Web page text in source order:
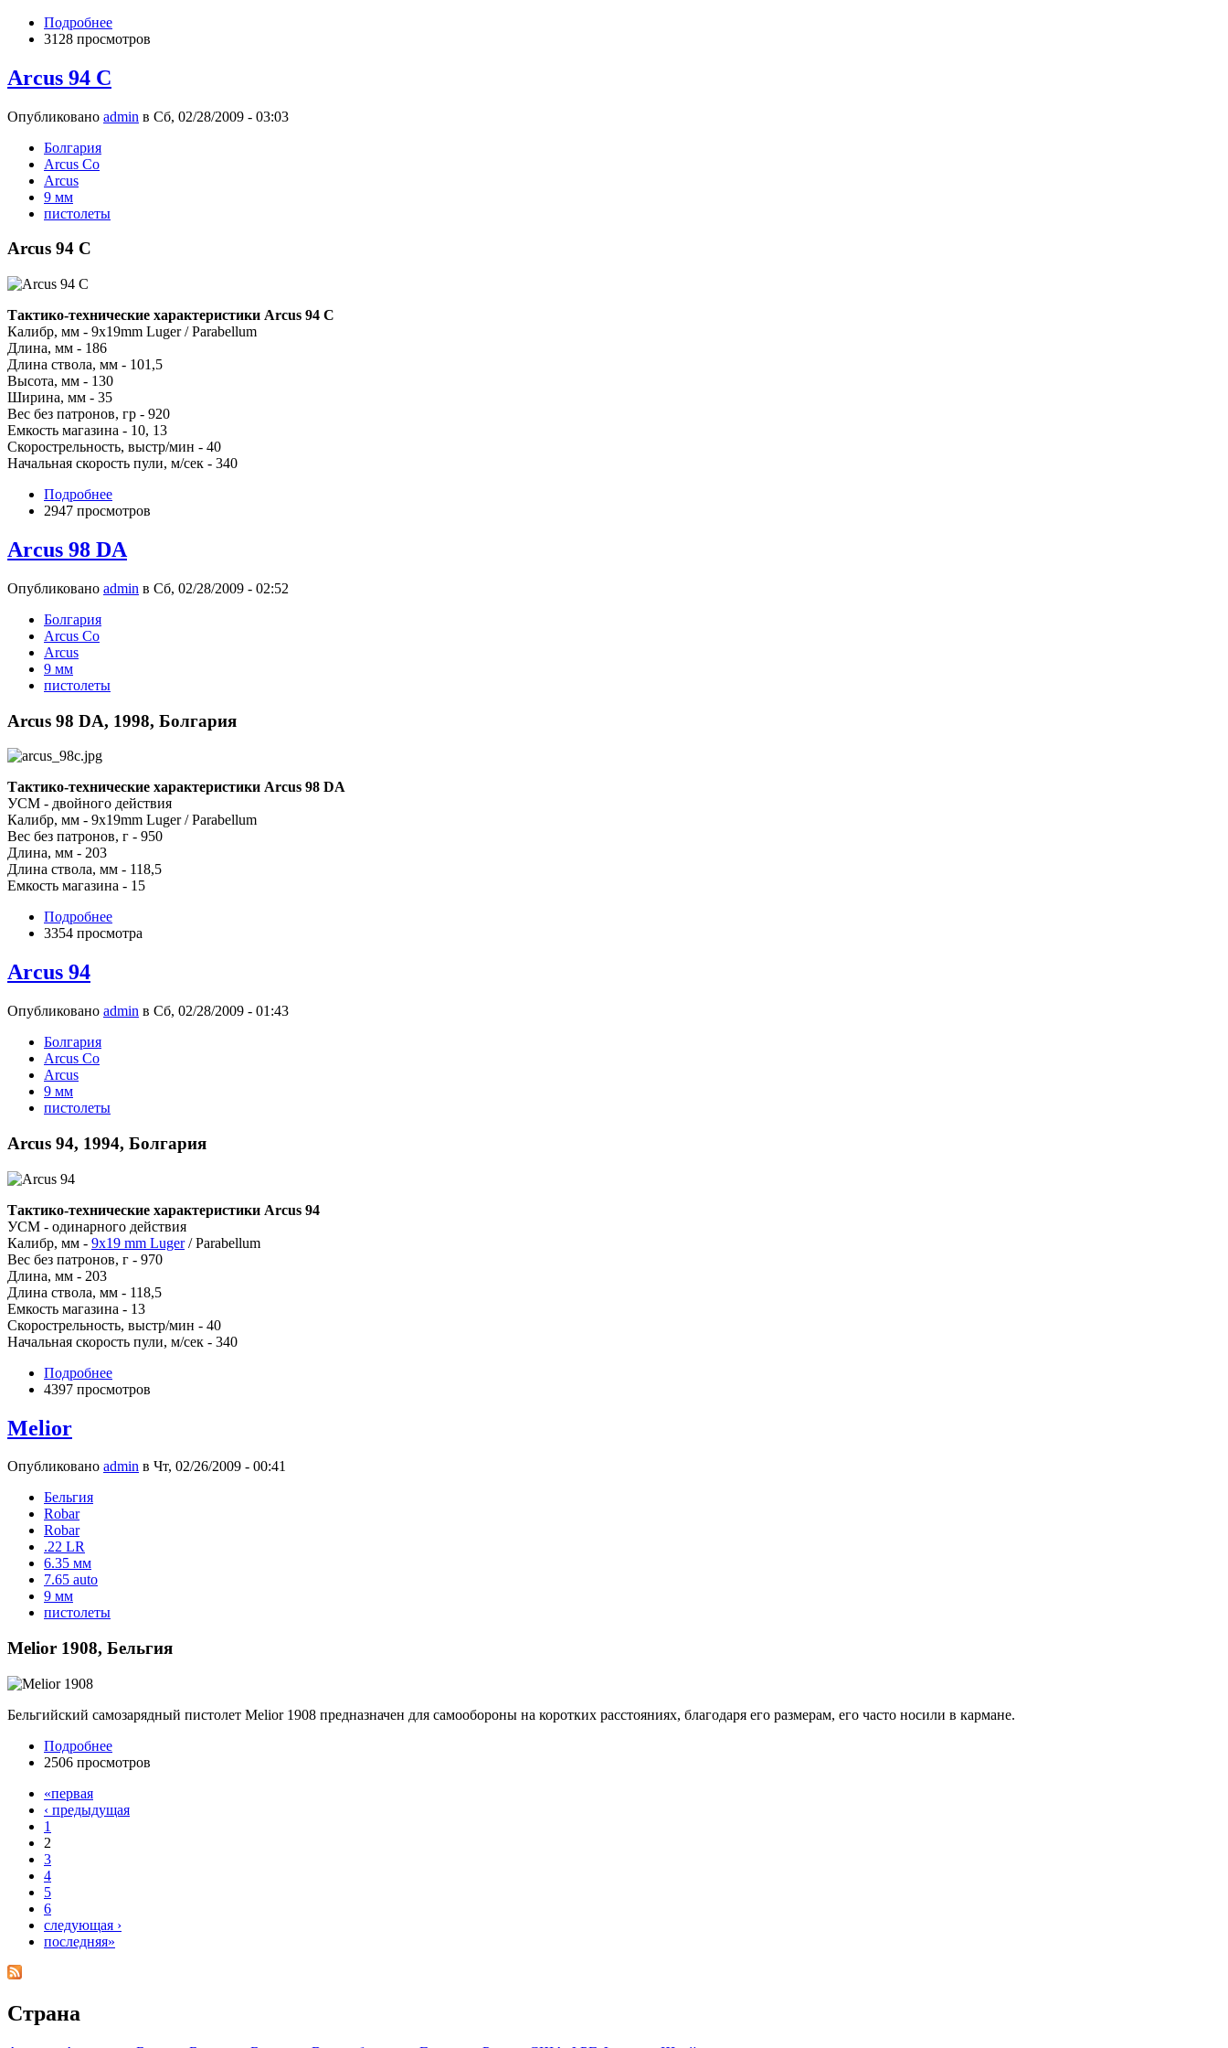
Подробнее
3128 просмотров
Arcus 94 С
Опубликовано admin в Сб, 02/28/2009 - 03:03
Болгария
Arcus Co
Arcus
9 мм
пистолеты
Arcus 94 С
Тактико-технические характеристики Arcus 94 C
Калибр, мм - 9x19mm Luger / Parabellum
Длина, мм - 186
Длина ствола, мм - 101,5
Высота, мм - 130
Ширина, мм - 35
Вес без патронов, гр - 920
Емкость магазина - 10, 13
Скорострельность, выстр/мин - 40
Начальная скорость пули, м/сек - 340
Подробнее
2947 просмотров
Arcus 98 DA
Опубликовано admin в Сб, 02/28/2009 - 02:52
Болгария
Arcus Co
Arcus
9 мм
пистолеты
Arcus 98 DA, 1998, Болгария
Тактико-технические характеристики Arcus 98 DA
УСМ - двойного действия
Калибр, мм - 9x19mm Luger / Parabellum
Вес без патронов, г - 950
Длина, мм - 203
Длина ствола, мм - 118,5
Емкость магазина - 15
Подробнее
3354 просмотра
Arcus 94
Опубликовано admin в Сб, 02/28/2009 - 01:43
Болгария
Arcus Co
Arcus
9 мм
пистолеты
Arcus 94, 1994, Болгария
Тактико-технические характеристики Arcus 94
УСМ - одинарного действия
Калибр, мм - 9x19 mm Luger/ Parabellum
Вес без патронов, г - 970
Длина, мм - 203
Длина ствола, мм - 118,5
Емкость магазина - 13
Скорострельность, выстр/мин - 40
Начальная скорость пули, м/сек - 340
Подробнее
4397 просмотров
Melior
Опубликовано admin в Чт, 02/26/2009 - 00:41
Бельгия
Robar
Robar
.22 LR
6.35 мм
7.65 auto
9 мм
пистолеты
Melior 1908, Бельгия
Бельгийский самозарядный пистолет Melior 1908 предназначен для самообороны на коротких расстояниях, благодаря его размерам, его часто носили в кармане.
Подробнее
2506 просмотров
«первая
‹ предыдущая
1
2
3
4
5
6
следующая ›
последняя»
Страна